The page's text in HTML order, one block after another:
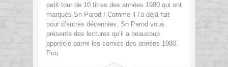
petit tour de 10 titres des années 1980 qui ont
marqués Sn Parod ! Comme il l’a déjà fait
pour d’autres décennies, Sn Parod vous
présente des lectures qu’il a beaucoup
apprécié parmi les comics des années 1980.
Pou